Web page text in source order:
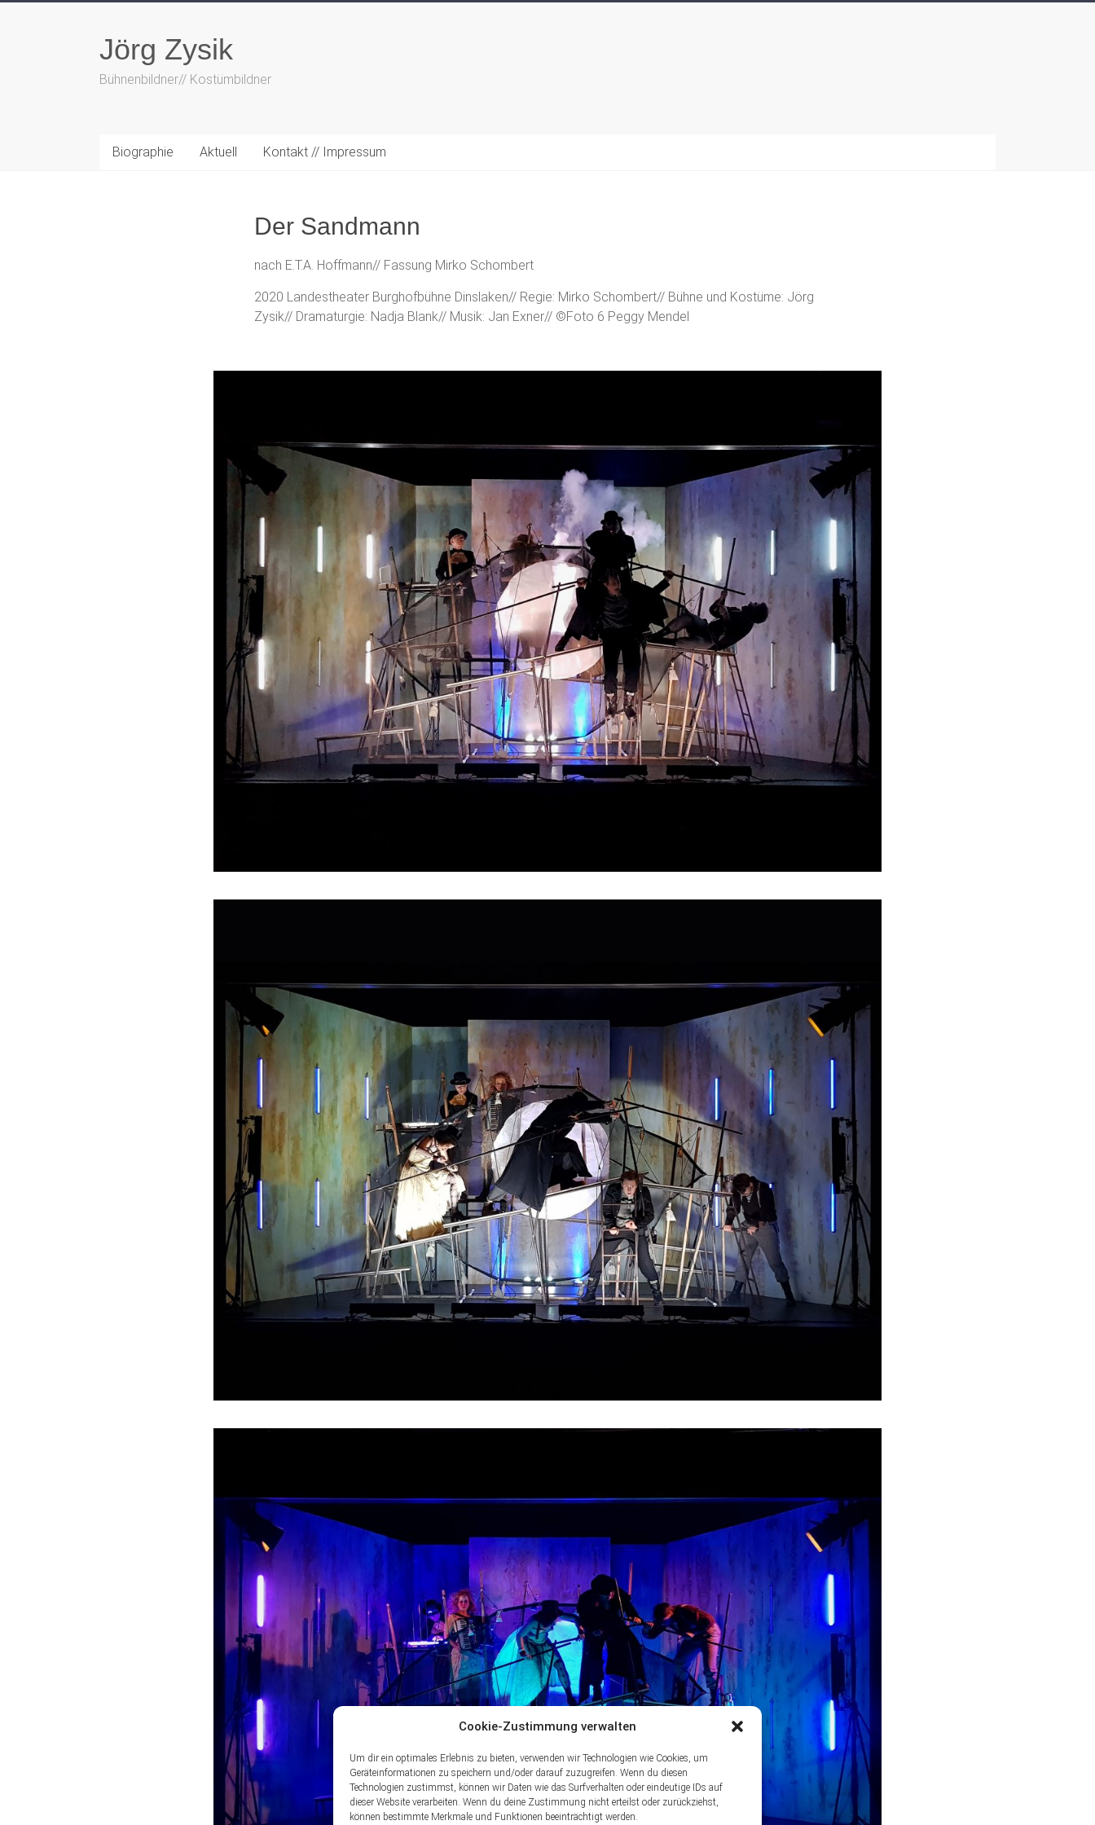
Cookie-Zustimmung verwalten
Um dir ein optimales Erlebnis zu bieten, verwenden wir Technologien wie Cookies, um
Geräteinformationen zu speichern und/oder darauf zuzugreifen. Wenn du diesen
Technologien zustimmst, können wir Daten wie das Surfverhalten oder eindeutige IDs auf
dieser Website verarbeiten. Wenn du deine Zustimmung nicht erteilst oder zurückziehst,
können bestimmte Merkmale und Funktionen beeinträchtigt werden.
Jörg Zysik
Bühnenbildner// Kostümbildner
Biographie Aktuell Kontakt // Impressum
Der Sandmann
nach E.T.A. Hoffmann// Fassung Mirko Schombert
2020 Landestheater Burghofbühne Dinslaken// Regie: Mirko Schombert// Bühne und Kostüme: Jörg
Zysik// Dramaturgie: Nadja Blank// Musik: Jan Exner// ©Foto 6 Peggy Mendel